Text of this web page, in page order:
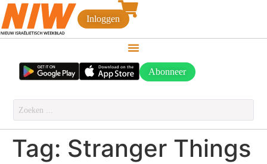
Inloggen
Abonneer
Tag: Stranger Things